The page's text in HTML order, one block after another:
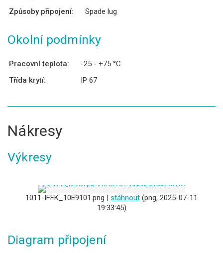
Způsoby připojení:
Spade lug
Okolní podmínky
Pracovní teplota:
-25 - +75 °C
Třída krytí:
IP 67
Nákresy
Výkresy
1011-IFFK_10E9101.png | stáhnout (png, 2025-07-11
19:33:45)
Diagram připojení